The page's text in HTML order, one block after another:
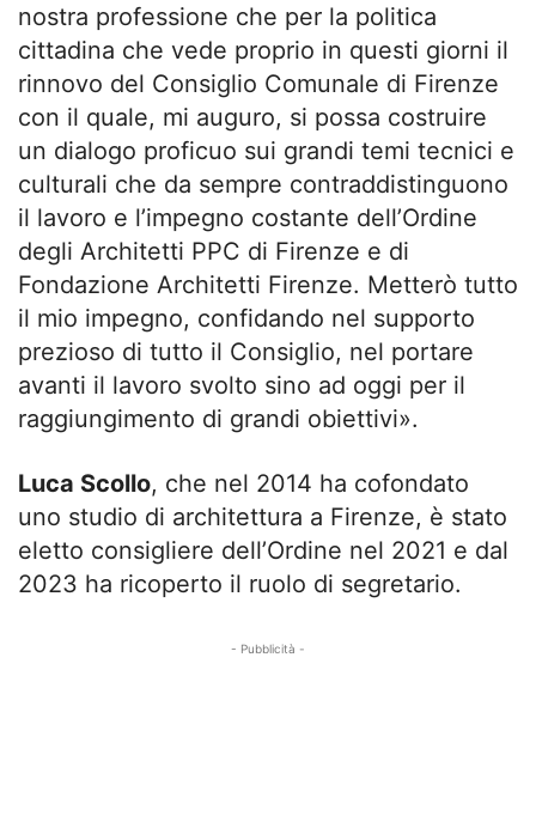
nostra professione che per la politica
cittadina che vede proprio in questi giorni il
rinnovo del Consiglio Comunale di Firenze
con il quale, mi auguro, si possa costruire
un dialogo proficuo sui grandi temi tecnici e
culturali che da sempre contraddistinguono
il lavoro e l’impegno costante dell’Ordine
degli Architetti PPC di Firenze e di
Fondazione Architetti Firenze. Metterò tutto
il mio impegno, confidando nel supporto
prezioso di tutto il Consiglio, nel portare
avanti il lavoro svolto sino ad oggi per il
raggiungimento di grandi obiettivi».
Luca Scollo, che nel 2014 ha cofondato
uno studio di architettura a Firenze, è stato
eletto consigliere dell’Ordine nel 2021 e dal
2023 ha ricoperto il ruolo di segretario.
- Pubblicità -